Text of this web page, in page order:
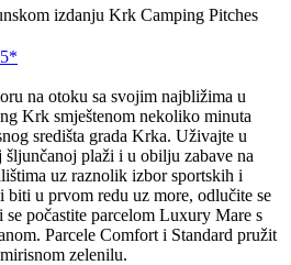
izdanju Krk Camping Pitches
na otoku sa svojim najbližima u
Krk smještenom nekoliko minuta
središta grada Krka. Uživajte u
plaži i u obilju zabave na
uz raznolik izbor sportskih i
u prvom redu uz more, odlučite se
počastite parcelom Luxury Mare s
Parcele Comfort i Standard pružit
zelenilu.